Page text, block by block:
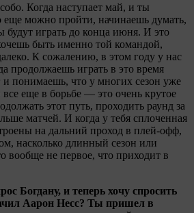
Когда наступает май, и ты
еще можно пройти, начинаешь думать,
будут играть до конца июня. И это
быть именно той командой,
К сожалению, в этом году у нас
продолжаешь играть в это время
и понимаешь, что у многих сезон уже
все еще в борьбе — это очень крутое
этот путь, проходить раунд за
матчей. И когда у тебя сплоченная
на дальний проход в плей-офф,
насколько длинный сезон или
вообще не первое, что приходит в
Богдану, и теперь хочу спросить
Аарон Несс? Ты пришел в